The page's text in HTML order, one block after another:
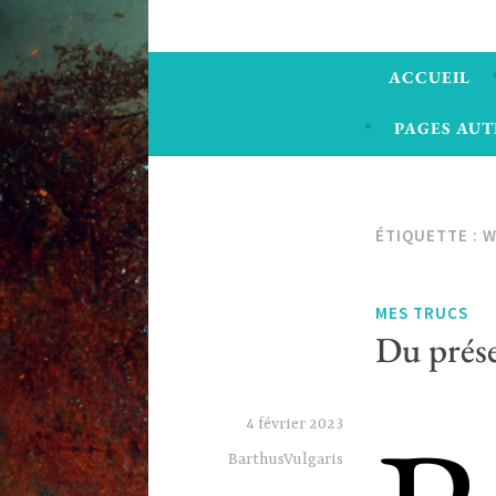
ACCUEIL
PAGES
ÉTIQUETTE :
MES TRUCS
Du
4 février 2023
BarthusVulgaris